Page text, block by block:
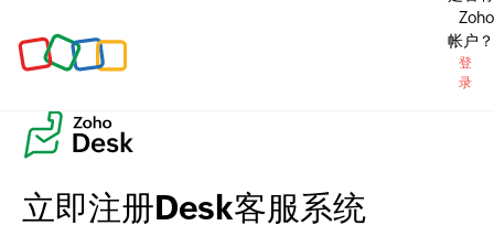
Zoho
帐户？
登
录
立即注册Desk客服系统